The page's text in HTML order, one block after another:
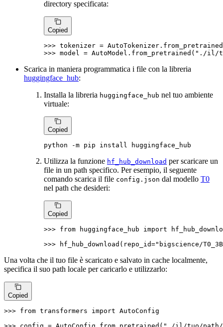
directory specificata:
Copied
>>> tokenizer =
>>> model = AutoModel.from_pretrained( "./il/
Scarica in maniera programmatica i file con la libreria
huggingface_hub:
Installa la libreria huggingface_hub nel tuo ambiente
virtuale:
Copied
python -m pip install huggingface_hub
Utilizza la funzione hf_hub_download per scaricare un
file in un path specifico. Per esempio, il seguente
comando scarica il file config.json dal modello T0
nel path che desideri:
Copied
>>> from huggingface_hub import
>>>
hf_hub_download(repo_id="bigscience/
Una volta che il tuo file è scaricato e salvato in cache localmente,
specifica il suo path locale per caricarlo e utilizzarlo:
Copied
>>> from transformers import AutoConfig